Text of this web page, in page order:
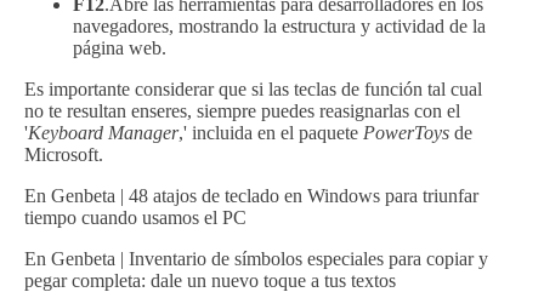
navegadores, mostrando la estructura y actividad de la
página web.
Es importante considerar que si las teclas de función tal cual
no te resultan enseres, siempre puedes reasignarlas con el
'Keyboard Manager,' incluida en el paquete PowerToys de
Microsoft.
En Genbeta | 48 atajos de teclado en Windows para triunfar
tiempo cuando usamos el PC
En Genbeta | Inventario de símbolos especiales para copiar y
pegar completa: dale un nuevo toque a tus textos